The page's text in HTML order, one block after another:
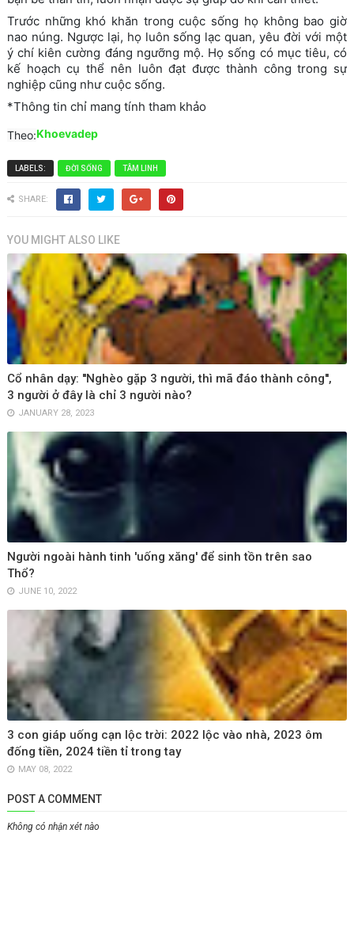
Trước những khó khăn trong cuộc sống họ không bao giờ
nao núng. Ngược lại, họ luôn sống lạc quan, yêu đời với một
ý chí kiên cường đáng ngưỡng mộ. Họ sống có mục tiêu, có
kế hoạch cụ thể nên luôn đạt được thành công trong sự
nghiệp cũng như cuộc sống.
*Thông tin chỉ mang tính tham khảo
Theo:Khoevadep
LABELS: ĐỜI SỐNG TÂM LINH
SHARE:
YOU MIGHT ALSO LIKE
Cổ nhân dạy: ''Nghèo gặp 3 người, thì mã đáo thành công'',
3 người ở đây là chỉ 3 người nào?
JANUARY 28, 2023
Người ngoài hành tinh 'uống xăng' để sinh tồn trên sao
Thổ?
JUNE 10, 2022
3 con giáp uống cạn lộc trời: 2022 lộc vào nhà, 2023 ôm
đống tiền, 2024 tiền tỉ trong tay
MAY 08, 2022
POST A COMMENT
Không có nhận xét nào